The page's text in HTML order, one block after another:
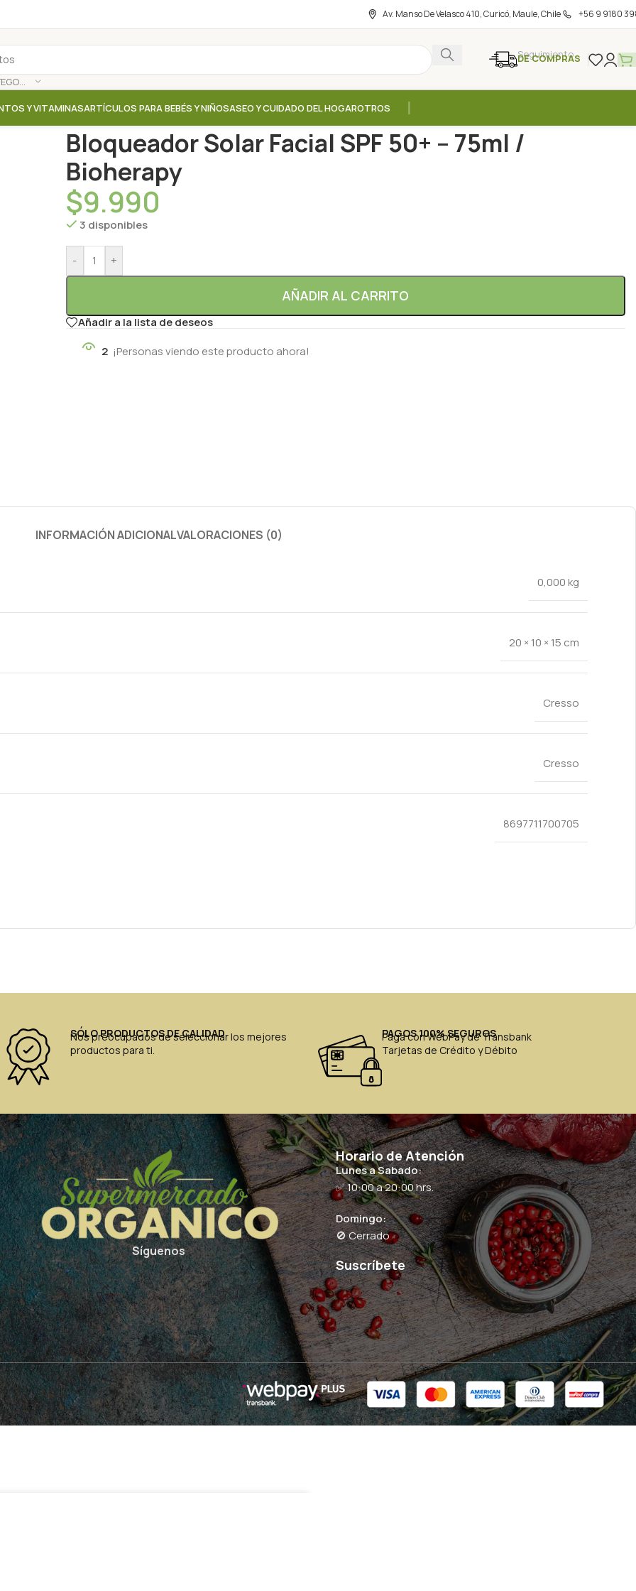
Av. Manso De Velasco 410, Curicó, Maule, Chile +56 9 9180
SELECCIONAR CATEGORÍA
Seguimiento
DE COMPRAS
Y VITAMINASARTÍCULOS PARA BEBÉS Y NIÑOSASEO Y CUIDADO DEL HOGAROTROS
Bloqueador Solar Facial SPF 50+ – 75ml /
Bioherapy
$9.990
3 disponibles
- +
AÑADIR AL CARRITO
Añadir a la lista de deseos
2 ¡Personas viendo este producto ahora!
INFORMACIÓN ADICIONALVALORACIONES (0)
0,000 kg
20 × 10 × 15 cm
Cresso
Cresso
8697711700705
SÓLO PRODUCTOS DE CALIDAD
Nos preocupados de seleccionar los mejores
productos para ti.
PAGOS 100% SEGUROS
Paga con WebPay de Transbank
Tarjetas de Crédito y Débito
Síguenos
Horario de Atención
Lunes a Sabado:
✅ 10:00 a 20:00 hrs.
Domingo:
🚫 Cerrado
Suscríbete